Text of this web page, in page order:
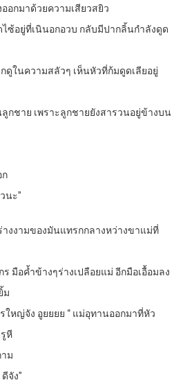
อกมาด้วยความเสียวสยิว
ซ้อยู่ที่เนินอกอวบ กลับมีปากลิ้นกำลังดูด
ในความสลัวๆ เห็นหัวที่ก้มดูดเลียอยู่
กชาย เพราะลูกชายยังสารวนอยู่ข้างบน
นะ”
งงามของมันแทรกกลางหว่างขาแม่ที่
ร มือค้ำข้างๆร่างเปลือยแม่ อีกมือเอื้อมลง
ม
ใหญ่จัง อูยยยย “ แม่อุทานออกมาที่หัว
หี
ม
จัง”